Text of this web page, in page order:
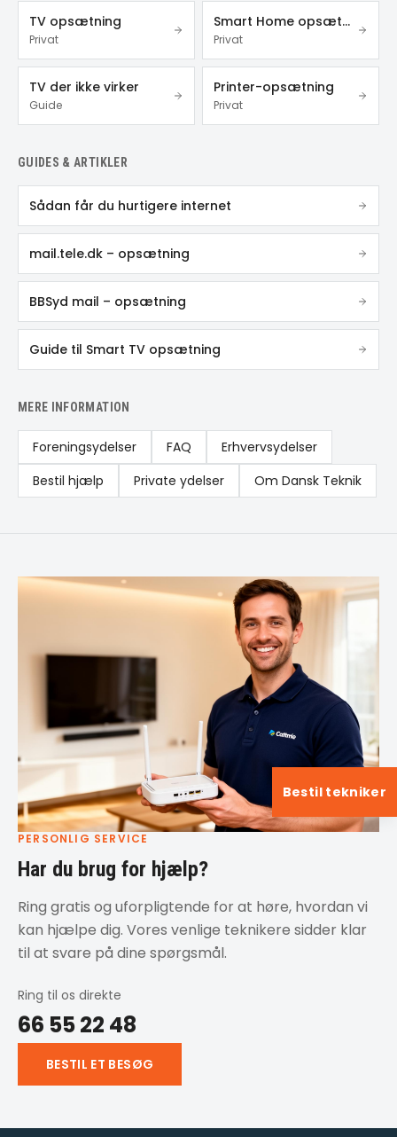
TV opsætning
Privat
Smart Home opsætning
Privat
TV der ikke virker
Guide
Printer-opsætning
Privat
GUIDES & ARTIKLER
Sådan får du hurtigere internet
mail.tele.dk – opsætning
BBSyd mail – opsætning
Guide til Smart TV opsætning
MERE INFORMATION
Foreningsydelser FAQ
Erhvervsydelser
Bestil hjælp
Private ydelser Om Dansk Teknik
PERSONLIG SERVICE
Har du brug for hjælp?
Ring gratis og uforpligtende for at høre, hvordan vi
kan hjælpe dig. Vores venlige teknikere sidder klar
til at svare på dine spørgsmål.
Ring til os direkte
66 55 22 48
BESTIL ET BESØG
Bestil tekniker